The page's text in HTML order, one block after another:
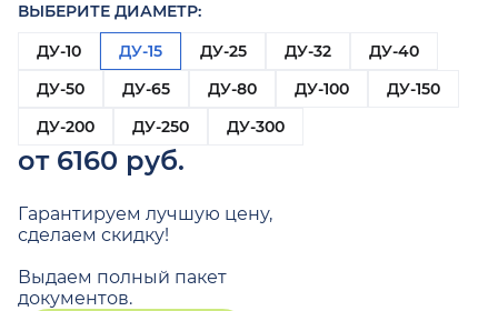
ВЫБЕРИТЕ ДИАМЕТР:
ДУ-10
ДУ-15 ДУ-25 ДУ-32
ДУ-40
ДУ-50
ДУ-65 ДУ-80 ДУ-100
ДУ-150
ДУ-200
ДУ-250 ДУ-300
от 6160 руб.
Гарантируем лучшую цену,
сделаем скидку!
Выдаем полный пакет
документов.